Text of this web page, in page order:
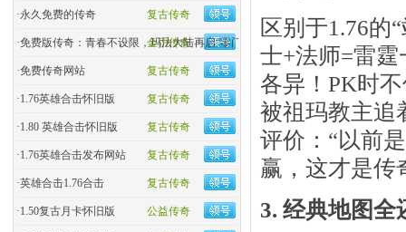
复古传奇
·永久免费的传奇
金币传奇
·免费版传奇：青春不设限，玛法大陆再启“零门槛”热血
复古传奇
·免费传奇网站
复古传奇
·1.76英雄合击怀旧版
复古传奇
·1.80 英雄合击怀旧版
复古传奇
·1.76英雄合击发布网站
复古传奇
·英雄合击1.76合击
公益传奇
·1.50复古月卡怀旧版
区别于1.76的
士+法师=雷
各异！PK时
被祖玛教主追
评价：“以前
赢，这才是传
3. 经典地图